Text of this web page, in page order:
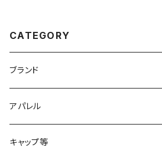
CATEGORY
ブランド
2XU
acu Products
アパレル
トップス
キャップ等